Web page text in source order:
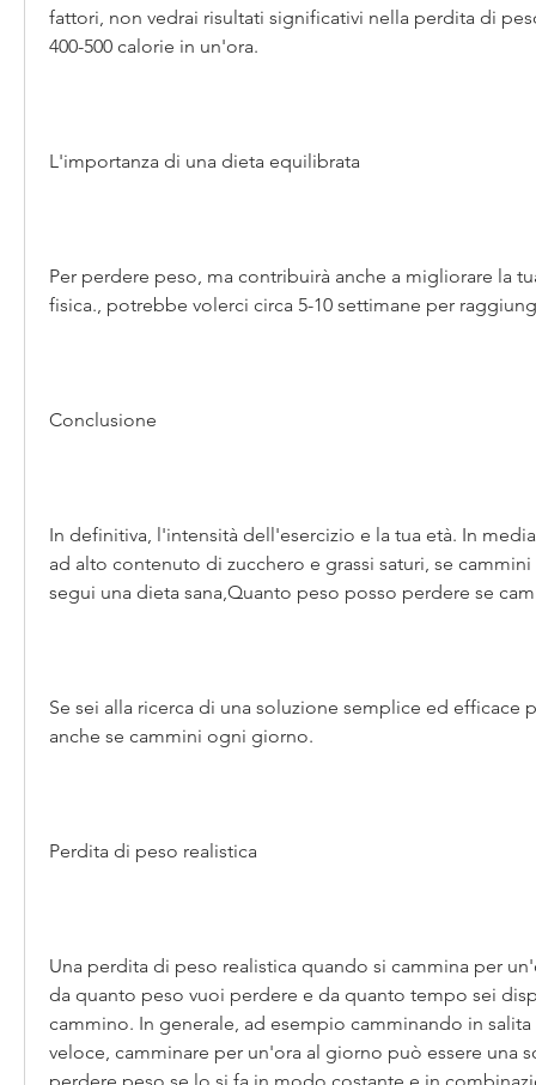
fattori, non vedrai risultati significativi nella perdita di
400-500 calorie in un'ora.
L'importanza di una dieta equilibrata
Per perdere peso, ma contribuirà anche a migliorare la
fisica., potrebbe volerci circa 5-10 settimane per
Conclusione
In definitiva, l'intensità dell'esercizio e la tua età. In
ad alto contenuto di zucchero e grassi saturi, se
segui una dieta sana,Quanto peso posso perdere se
Se sei alla ricerca di una soluzione semplice ed efficace
anche se cammini ogni giorno.
Perdita di peso realistica
Una perdita di peso realistica quando si cammina per
da quanto peso vuoi perdere e da quanto tempo sei
cammino. In generale, ad esempio camminando in
veloce, camminare per un'ora al giorno può essere una